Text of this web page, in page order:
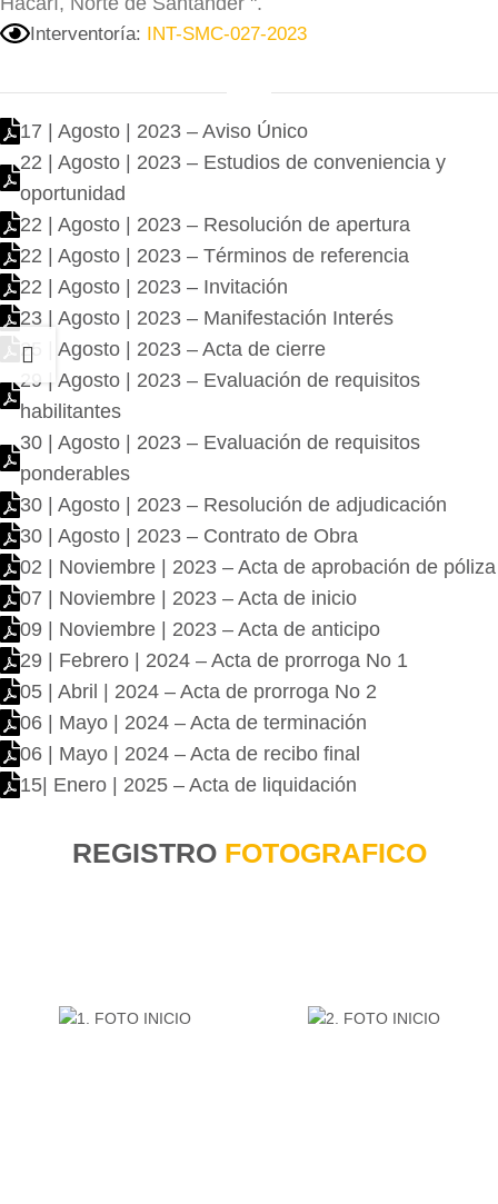
Interventoría: INT-SMC-027-2023
17 | Agosto | 2023 – Aviso Único
22 | Agosto | 2023 – Estudios de conveniencia y
oportunidad
22 | Agosto | 2023 – Resolución de apertura
22 | Agosto | 2023 – Términos de referencia
22 | Agosto | 2023 – Invitación
23 | Agosto | 2023 – Manifestación Interés
25 | Agosto | 2023 – Acta de cierre
29 | Agosto | 2023 – Evaluación de requisitos
habilitantes
30 | Agosto | 2023 – Evaluación de requisitos
ponderables
30 | Agosto | 2023 – Resolución de adjudicación
30 | Agosto | 2023 – Contrato de Obra
02 | Noviembre | 2023 – Acta de aprobación de póliza
07 | Noviembre | 2023 – Acta de inicio
09 | Noviembre | 2023 – Acta de anticipo
29 | Febrero | 2024 – Acta de prorroga No 1
05 | Abril | 2024 – Acta de prorroga No 2
06 | Mayo | 2024 – Acta de terminación
06 | Mayo | 2024 – Acta de recibo final
15| Enero | 2025 – Acta de liquidación
REGISTRO FOTOGRAFICO